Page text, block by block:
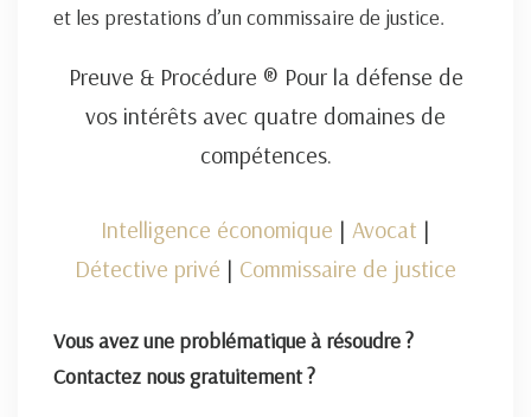
et les prestations d’un commissaire de justice.
Preuve & Procédure ® Pour la défense de
vos intérêts avec quatre domaines de
compétences.
Intelligence économique | Avocat |
Détective privé | Commissaire de justice
Vous avez une problématique à résoudre ?
Contactez nous gratuitement ?